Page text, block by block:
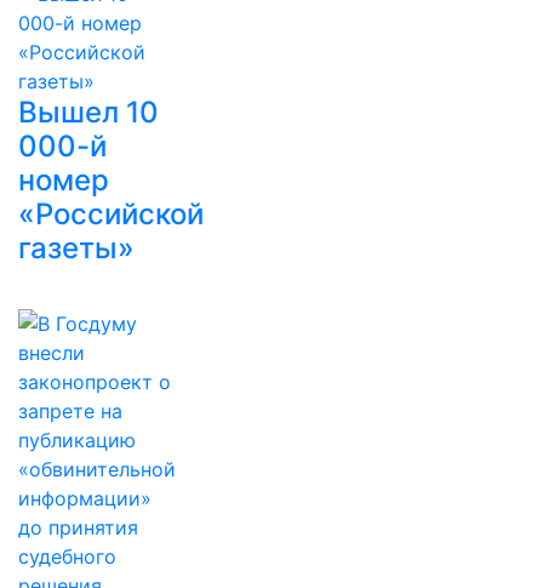
Вышел 10
000-й
номер
«Российской
газеты»